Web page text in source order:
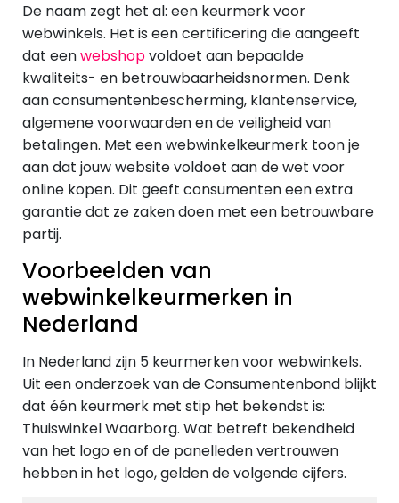
De naam zegt het al: een keurmerk voor
webwinkels. Het is een certificering die aangeeft
dat eenwebshopvoldoet aan bepaalde
kwaliteits- en betrouwbaarheidsnormen. Denk
aan consumentenbescherming, klantenservice,
algemene voorwaarden en de veiligheid van
betalingen. Met een webwinkelkeurmerk toon je
aan dat jouw website voldoet aan de wet voor
online kopen. Dit geeft consumenten een extra
garantie dat ze zaken doen met een betrouwbare
partij.
Voorbeelden van
webwinkelkeurmerken in
Nederland
In Nederland zijn 5 keurmerken voor webwinkels.
Uit een onderzoek van de Consumentenbond blijkt
dat één keurmerk met stip het bekendst is:
Thuiswinkel Waarborg. Wat betreft bekendheid
van het logo en of de panelleden vertrouwen
hebben in het logo, gelden de volgende cijfers.